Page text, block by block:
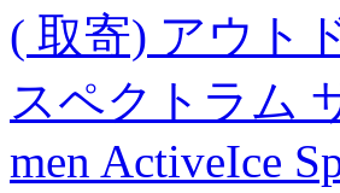
( 取寄) アウト
スペクトラム
men ActiveIce